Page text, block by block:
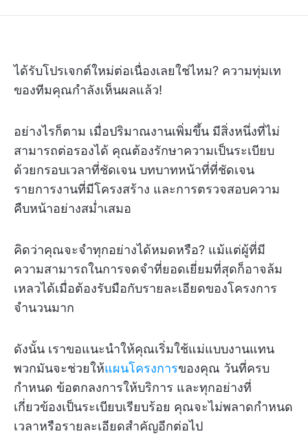
ได้รับโปรเจกต์ใหม่ต่อเนื่องเลยใช่ไหม? ความทุ่มเท
ของทีมคุณกำลังเห็นผลแล้ว!
อย่างไรก็ตาม เมื่อปริมาณงานเพิ่มขึ้น มีสิ่งหนึ่งที่ไม่
สามารถต่อรองได้ คุณต้องรักษาความเป็นระเบียบ
ด้วยกรอบเวลาที่ชัดเจน บทบาทหน้าที่ที่ชัดเจน
รายการงานที่มีโครงสร้าง และการตรวจสอบความ
คืบหน้าอย่างสม่ำเสมอ
คิดว่าคุณจะจำทุกอย่างได้หมดหรือ? แม้แต่ผู้ที่มี
ความสามารถในการจดจำที่ยอดเยี่ยมที่สุดก็อาจล้ม
เหลวได้เมื่อต้องรับมือกับรายละเอียดของโครงการ
จำนวนมาก
ดังนั้น เราขอแนะนำให้คุณเริ่มใช้แม่แบบงานแทน
พวกมันจะช่วยให้แผนโครงการของคุณ วันที่ครบ
กำหนด ข้อตกลงการให้บริการ และทุกอย่างที่
เกี่ยวข้องเป็นระเบียบเรียบร้อย คุณจะไม่พลาดกำหนด
เวลาหรือรายละเอียดสำคัญอีกต่อไป